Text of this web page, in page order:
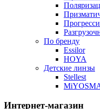
По бренду
Essilor
HOYA
Детские линзы
Stellest
Интернет-магазин